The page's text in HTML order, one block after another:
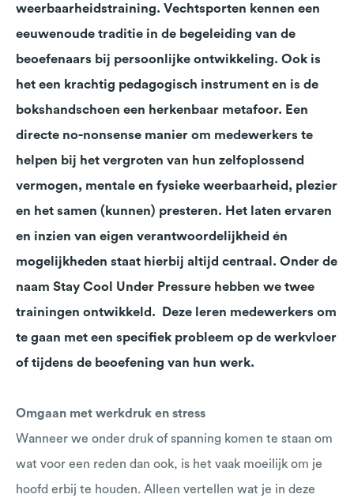
weerbaarheidstraining. Vechtsporten kennen een
eeuwenoude traditie in de begeleiding van de
beoefenaars bij persoonlijke ontwikkeling. Ook is
het een krachtig pedagogisch instrument en is de
bokshandschoen een herkenbaar metafoor. Een
directe no-nonsense manier om medewerkers te
helpen bij het vergroten van hun zelfoplossend
vermogen, mentale en fysieke weerbaarheid, plezier
en het samen (kunnen) presteren. Het laten ervaren
en inzien van eigen verantwoordelijkheid én
mogelijkheden staat hierbij altijd centraal. Onder de
naam Stay Cool Under Pressure hebben we twee
trainingen ontwikkeld. Deze leren medewerkers om
te gaan met een specifiek probleem op de werkvloer
of tijdens de beoefening van hun werk.
Omgaan met werkdruk en stress
Wanneer we onder druk of spanning komen te staan om
wat voor een reden dan ook, is het vaak moeilijk om je
hoofd erbij te houden. Alleen vertellen wat je in deze